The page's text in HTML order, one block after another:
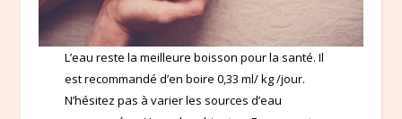
L’eau reste la meilleure boisson pour la santé. Il
est recommandé d’en boire 0,33 ml/ kg /jour.
N’hésitez pas à varier les sources d’eau